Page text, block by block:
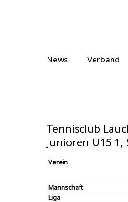
News Verband
Tennisclub
Junioren U15 1,
Verein
Mannschaft
Liga